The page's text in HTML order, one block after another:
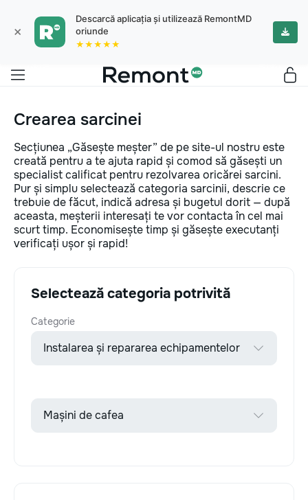
×
Descarcă aplicația și utilizează RemontMD
oriunde
★★★★★
Crearea sarcinei
Secțiunea „Găsește meșter” de pe site-ul nostru este
creată pentru a te ajuta rapid și comod să găsești un
specialist calificat pentru rezolvarea oricărei sarcini.
Pur și simplu selectează categoria sarcinii, descrie ce
trebuie de făcut, indică adresa și bugetul dorit — după
aceasta, meșterii interesați te vor contacta în cel mai
scurt timp. Economisește timp și găsește executanți
verificați ușor și rapid!
Selectează categoria potrivită
Categorie